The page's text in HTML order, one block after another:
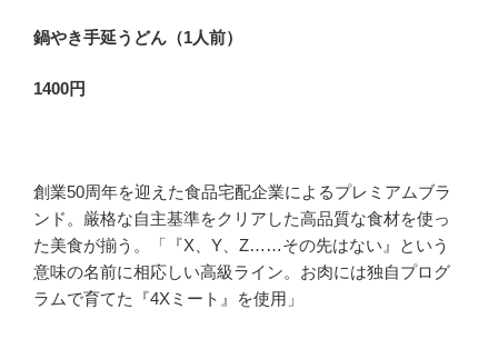
鍋やき手延うどん（1人前）
1400円
創業50周年を迎えた食品宅配企業によるプレミアムブラ
ンド。厳格な自主基準をクリアした高品質な食材を使っ
た美食が揃う。「『X、Y、Z……その先はない』という
意味の名前に相応しい高級ライン。お肉には独自プログ
ラムで育てた『4Xミート』を使用」